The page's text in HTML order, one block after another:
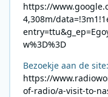
https://
4,308m/
w%3D%3D
Bezoekje aan de site:
https://
of-radio/a-visit-to-